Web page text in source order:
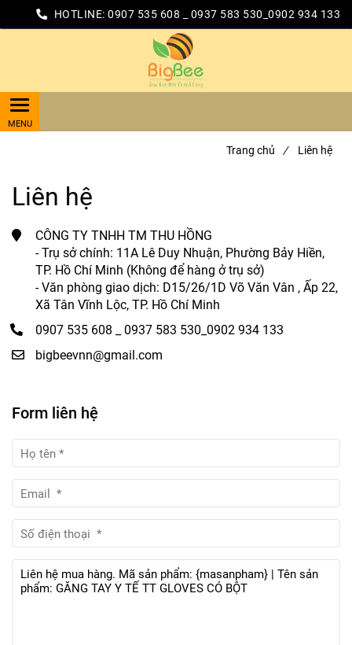
HOTLINE: 0907 535 608 _ 0937 583 530_0902 934 133
Trang chủ / Liên hệ
Liên hệ
CÔNG TY TNHH TM THU HỒNG
- Trụ sở chính: 11A Lê Duy Nhuận, Phường Bảy Hiền,
TP. Hồ Chí Minh (Không để hàng ở trụ sở)
- Văn phòng giao dịch: D15/26/1D Võ Văn Vân , Ấp 22,
Xã Tân Vĩnh Lộc, TP. Hồ Chí Minh
0907 535 608 _ 0937 583 530_0902 934 133
bigbeevnn@gmail.com
Form liên hệ